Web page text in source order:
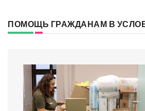
ПОМОЩЬ ГРАЖДАНАМ В